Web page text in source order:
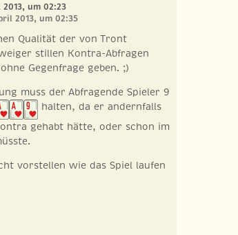
um 02:23
2013, um 02:35
Qualität der von Tront
stillen Kontra-Abfragen
Gegenfrage geben. ;)
muss der Abfragende Spieler 9
halten, da er andernfalls
gehabt hätte, oder schon im
vorstellen wie das Spiel laufen